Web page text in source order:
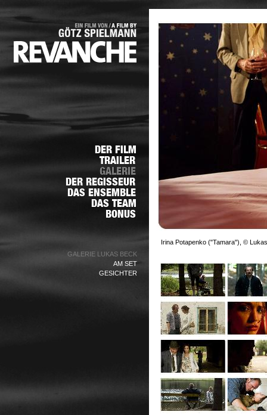
GALERIE LUKAS BECK
AM SET
GESICHTER
Irina Potapenko ("Tamara"), ©